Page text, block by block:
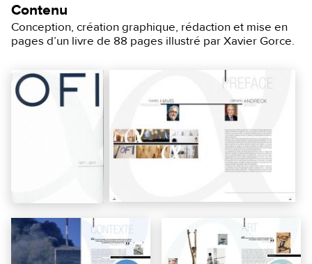
Contenu
Conception, création graphique, rédaction et mise en
pages d’un livre de 88 pages illustré par Xavier Gorce.